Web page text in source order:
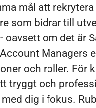
mål att rekrytera
som bidrar till
oavsett om det är
Managers
och roller. För
tryggt och
dig i fokus.